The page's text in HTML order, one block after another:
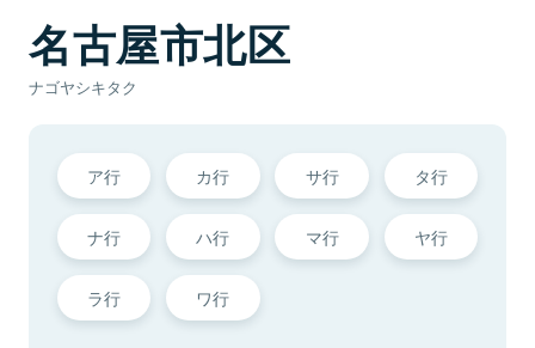
名古屋市北区
ナゴヤシキタク
ア行 カ行 サ行 タ行
ナ行 ハ行 マ行 ヤ行
ラ行 ワ行